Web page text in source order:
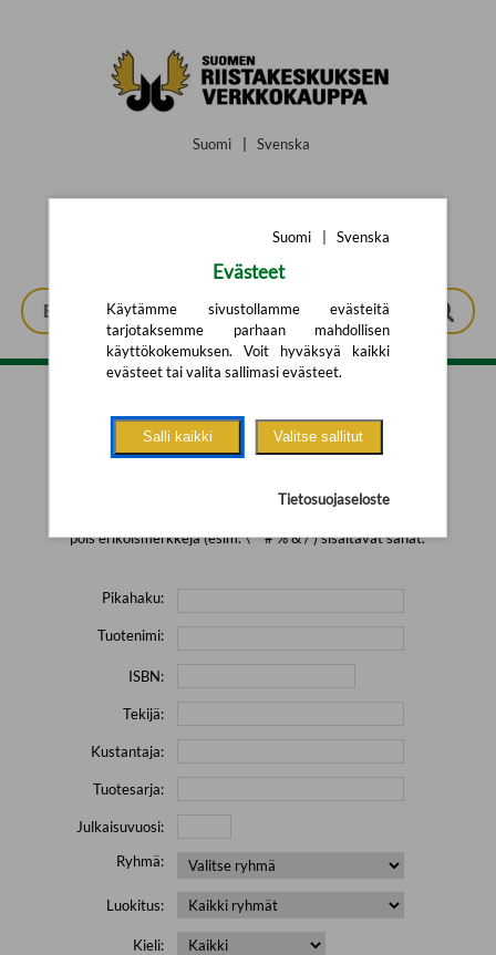
Suomi Svenska
Tarkennettu haku
pois erikoismerkkejä (esim. \' " # % & / ) sisältävät sanat.
Pikahaku:
Tuotenimi:
ISBN:
Tekijä:
Kustantaja:
Tuotesarja:
Julkaisuvuosi:
Ryhmä:
Luokitus:
Kieli:
Suomi Svenska
Evästeet
Käytämme sivustollamme evästeitä
tarjotaksemme parhaan mahdollisen
käyttökokemuksen. Voit hyväksyä kaikki
evästeet tai valita sallimasi evästeet.
Salli kaikki Valitse sallitut
Tietosuojaseloste